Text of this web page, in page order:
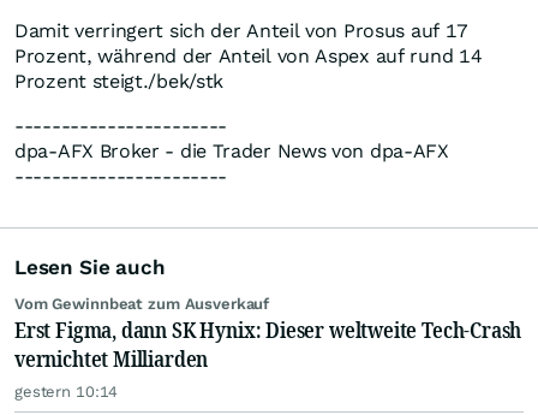
Damit verringert sich der Anteil von Prosus auf 17
Prozent, während der Anteil von Aspex auf rund 14
Prozent steigt./bek/stk
-----------------------
dpa-AFX Broker - die Trader News von dpa-AFX
-----------------------
Lesen Sie auch
Vom Gewinnbeat zum Ausverkauf
Erst Figma, dann SK Hynix: Dieser weltweite Tech-Crash
vernichtet Milliarden
gestern 10:14